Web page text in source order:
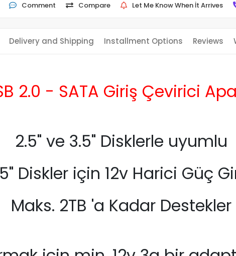
Comment Compare Let Me Know When İt Arrives
Delivery and Shipping Installment Options Reviews
2.0 - SATA Giriş Çevirici
2.5" ve 3.5" Disklerle uyumlu
Diskler için 12v Harici Güç
Maks. 2TB 'a Kadar Destekler